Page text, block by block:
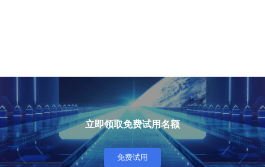
立即领取免费试用名额
免费试用